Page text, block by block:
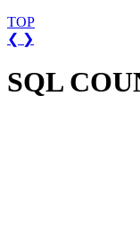
TOP
❮ ❯
SQL